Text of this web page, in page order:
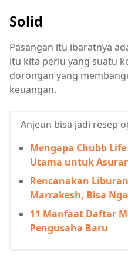
Solid
Pasangan itu ibaratnya
itu kita perlu yang suatu
dorongan yang
keuangan.
Anjeun bisa jadi resep
Mengapa Chubb
Utama untuk
Rencanakan
Marrakesh, Bisa
11 Manfaat Daftar
Pengusaha Baru